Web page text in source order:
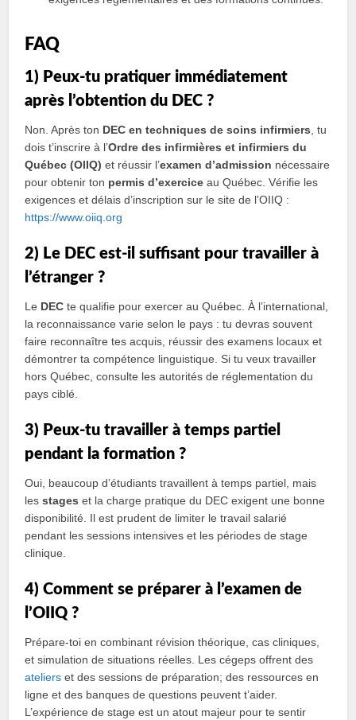
FAQ
1) Peux-tu pratiquer immédiatement
après l’obtention du DEC ?
Non. Après ton DEC en techniques de soins infirmiers , tu
dois t’inscrire à l’Ordre des infirmières et infirmiers du
Québec (OIIQ) et réussir l’examen d’admission nécessaire
pour obtenir ton permis d’exercice au Québec. Vérifie les
exigences et délais d’inscription sur le site de l’OIIQ :
https://www.oiiq.org
2) Le DEC est-il suffisant pour travailler à
l’étranger ?
Le DEC te qualifie pour exercer au Québec. À l’international,
la reconnaissance varie selon le pays : tu devras souvent
faire reconnaître tes acquis, réussir des examens locaux et
démontrer ta compétence linguistique. Si tu veux travailler
hors Québec, consulte les autorités de réglementation du
pays ciblé.
3) Peux-tu travailler à temps partiel
pendant la formation ?
Oui, beaucoup d’étudiants travaillent à temps partiel, mais
lesstages et la charge pratique du DEC exigent une bonne
disponibilité. Il est prudent de limiter le travail salarié
pendant les sessions intensives et les périodes de stage
clinique.
4) Comment se préparer à l’examen de
l’OIIQ ?
Prépare-toi en combinant révision théorique, cas cliniques,
et simulation de situations réelles. Les cégeps offrent des
ateliers et des sessions de préparation; des ressources en
ligne et des banques de questions peuvent t’aider.
L’expérience de stage est un atout majeur pour te sentir